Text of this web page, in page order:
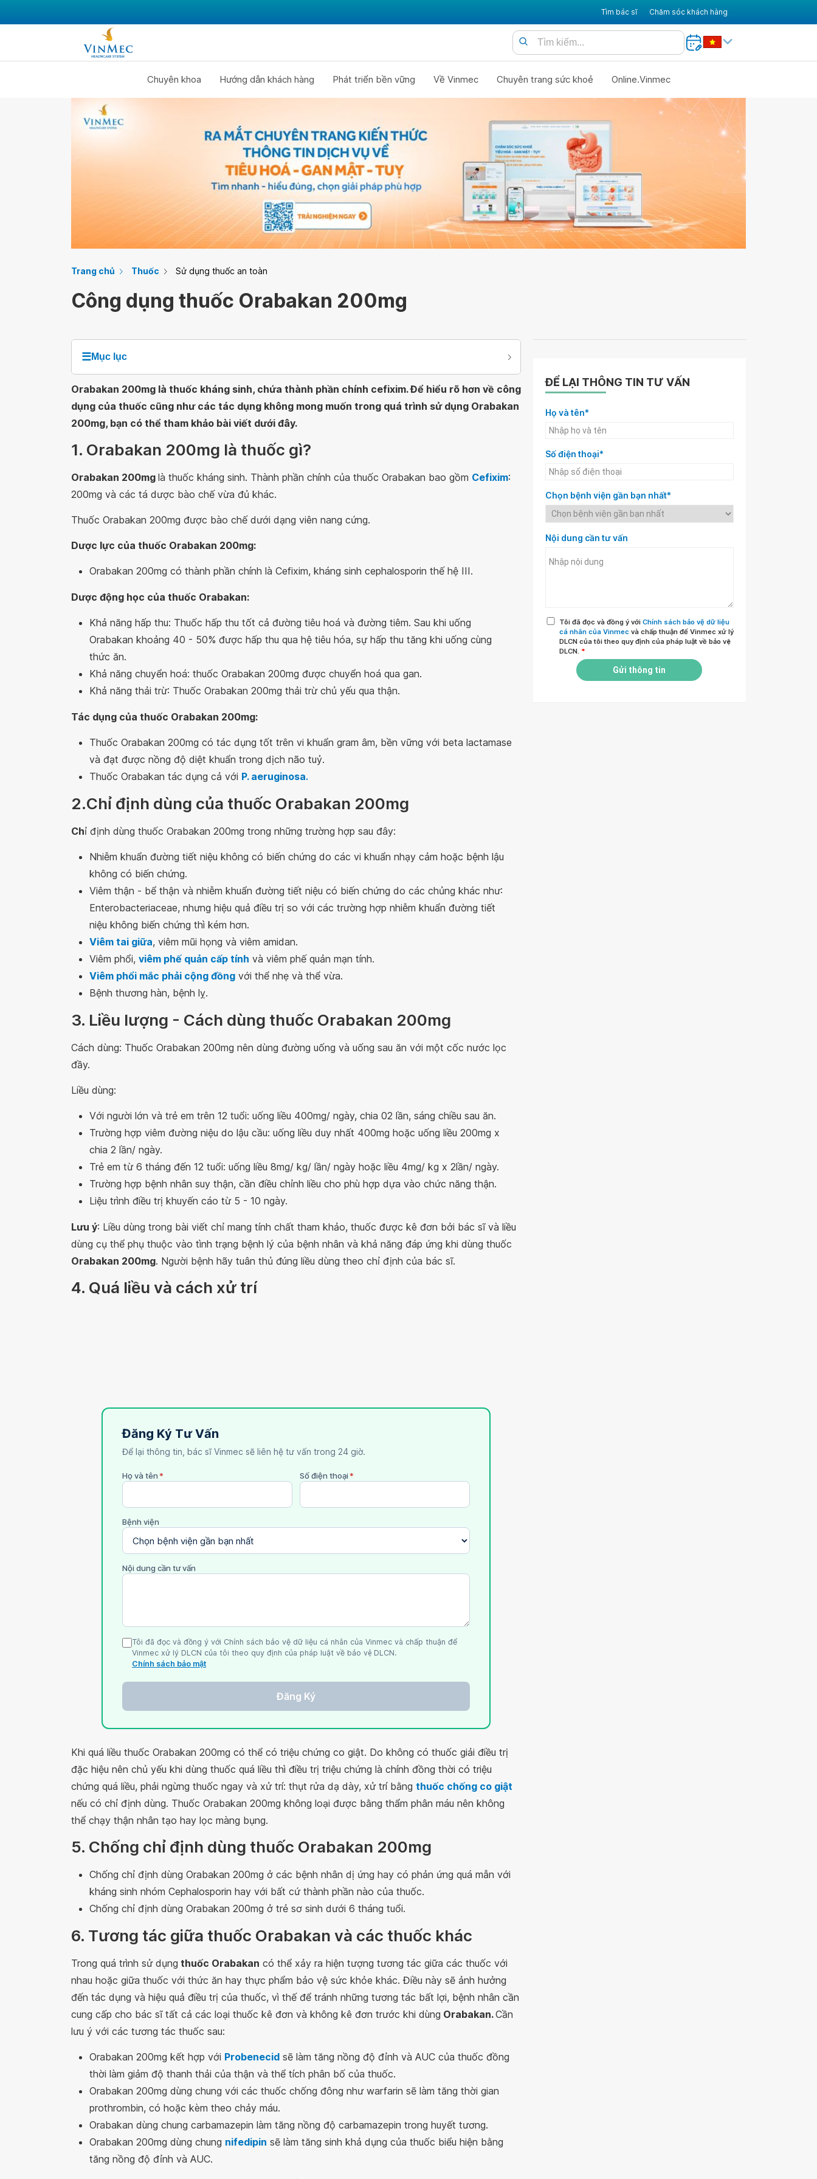
Tìm bác sĩ Chăm sóc khách hàng
Chuyên khoa Hướng dẫn khách hàng Phát triển bền vững Về Vinmec Chuyên trang sức khoẻ Online.Vinmec
Trang chủ Thuốc Sử dụng thuốc an toàn
Công dụng thuốc Orabakan 200mg
☰Mục lục
Orabakan 200mg là thuốc kháng sinh, chứa thành phần chính cefixim. Để hiểu rõ hơn về công
dụng của thuốc cũng như các tác dụng không mong muốn trong quá trình sử dụng Orabakan
200mg, bạn có thể tham khảo bài viết dưới đây.
1. Orabakan 200mg là thuốc gì?
Orabakan 200mg là thuốc kháng sinh. Thành phần chính của thuốc Orabakan bao gồm Cefixim:
200mg và các tá dược bào chế vừa đủ khác.
Thuốc Orabakan 200mg được bào chế dưới dạng viên nang cứng.
Dược lực của thuốc Orabakan 200mg:
Orabakan 200mg có thành phần chính là Cefixim, kháng sinh cephalosporin thế hệ III.
Dược động học của thuốc Orabakan:
Khả năng hấp thu: Thuốc hấp thu tốt cả đường tiêu hoá và đường tiêm. Sau khi uống
Orabakan khoảng 40 - 50% được hấp thu qua hệ tiêu hóa, sự hấp thu tăng khi uống cùng
thức ăn.
Khả năng chuyển hoá: thuốc Orabakan 200mg được chuyển hoá qua gan.
Khả năng thải trừ: Thuốc Orabakan 200mg thải trừ chủ yếu qua thận.
Tác dụng của thuốc Orabakan 200mg:
Thuốc Orabakan 200mg có tác dụng tốt trên vi khuẩn gram âm, bền vững với beta lactamase
và đạt được nồng độ diệt khuẩn trong dịch não tuỷ.
Thuốc Orabakan tác dụng cả với P. aeruginosa.
2.Chỉ định dùng của thuốc Orabakan 200mg
Chỉ định dùng thuốc Orabakan 200mg trong những trường hợp sau đây:
Nhiễm khuẩn đường tiết niệu không có biến chứng do các vi khuẩn nhạy cảm hoặc bệnh lậu
không có biến chứng.
Viêm thận - bể thận và nhiễm khuẩn đường tiết niệu có biến chứng do các chủng khác như:
Enterobacteriaceae, nhưng hiệu quả điều trị so với các trường hợp nhiễm khuẩn đường tiết
niệu không biến chứng thì kém hơn.
Viêm tai giữa, viêm mũi họng và viêm amidan.
Viêm phổi, viêm phế quản cấp tính và viêm phế quản mạn tính.
Viêm phổi mắc phải cộng đồng với thể nhẹ và thể vừa.
Bệnh thương hàn, bệnh lỵ.
3. Liều lượng - Cách dùng thuốc Orabakan 200mg
Cách dùng: Thuốc Orabakan 200mg nên dùng đường uống và uống sau ăn với một cốc nước lọc
đầy.
Liều dùng:
Với người lớn và trẻ em trên 12 tuổi: uống liều 400mg/ ngày, chia 02 lần, sáng chiều sau ăn.
Trường hợp viêm đường niệu do lậu cầu: uống liều duy nhất 400mg hoặc uống liều 200mg x
chia 2 lần/ ngày.
Trẻ em từ 6 tháng đến 12 tuổi: uống liều 8mg/ kg/ lần/ ngày hoặc liều 4mg/ kg x 2lần/ ngày.
Trường hợp bệnh nhân suy thận, cần điều chỉnh liều cho phù hợp dựa vào chức năng thận.
Liệu trình điều trị khuyến cáo từ 5 - 10 ngày.
Lưu ý: Liều dùng trong bài viết chỉ mang tính chất tham khảo, thuốc được kê đơn bởi bác sĩ và liều
dùng cụ thể phụ thuộc vào tình trạng bệnh lý của bệnh nhân và khả năng đáp ứng khi dùng thuốc
Orabakan 200mg. Người bệnh hãy tuân thủ đúng liều dùng theo chỉ định của bác sĩ.
4. Quá liều và cách xử trí
Đăng Ký Tư Vấn
Để lại thông tin, bác sĩ Vinmec sẽ liên hệ tư vấn trong 24 giờ.
Họ và tên* Số điện thoại*
Bệnh viện
Nội dung cần tư vấn
Tôi đã đọc và đồng ý với Chính sách bảo vệ dữ liệu cá nhân của Vinmec và chấp thuận để
Vinmec xử lý DLCN của tôi theo quy định của pháp luật về bảo vệ DLCN.
Chính sách bảo mật
Đăng Ký
Khi quá liều thuốc Orabakan 200mg có thể có triệu chứng co giật. Do không có thuốc giải điều trị
đặc hiệu nên chủ yếu khi dùng thuốc quá liều thì điều trị triệu chứng là chính đồng thời có triệu
chứng quá liều, phải ngừng thuốc ngay và xử trí: thụt rửa dạ dày, xử trí bằng thuốc chống co giật
nếu có chỉ định dùng. Thuốc Orabakan 200mg không loại được bằng thẩm phân máu nên không
thể chạy thận nhân tạo hay lọc màng bụng.
5. Chống chỉ định dùng thuốc Orabakan 200mg
Chống chỉ định dùng Orabakan 200mg ở các bệnh nhân dị ứng hay có phản ứng quá mẫn với
kháng sinh nhóm Cephalosporin hay với bất cứ thành phần nào của thuốc.
Chống chỉ định dùng Orabakan 200mg ở trẻ sơ sinh dưới 6 tháng tuổi.
6. Tương tác giữa thuốc Orabakan và các thuốc khác
Trong quá trình sử dụng thuốc Orabakan có thể xảy ra hiện tượng tương tác giữa các thuốc với
nhau hoặc giữa thuốc với thức ăn hay thực phẩm bảo vệ sức khỏe khác. Điều này sẽ ảnh hưởng
đến tác dụng và hiệu quả điều trị của thuốc, vì thế để tránh những tương tác bất lợi, bệnh nhân cần
cung cấp cho bác sĩ tất cả các loại thuốc kê đơn và không kê đơn trước khi dùng Orabakan.Cần
lưu ý với các tương tác thuốc sau:
Orabakan 200mg kết hợp với Probenecid sẽ làm tăng nồng độ đỉnh và AUC của thuốc đồng
thời làm giảm độ thanh thải của thận và thể tích phân bố của thuốc.
Orabakan 200mg dùng chung với các thuốc chống đông như warfarin sẽ làm tăng thời gian
prothrombin, có hoặc kèm theo chảy máu.
Orabakan dùng chung carbamazepin làm tăng nồng độ carbamazepin trong huyết tương.
Orabakan 200mg dùng chung nifedipin sẽ làm tăng sinh khả dụng của thuốc biểu hiện bằng
tăng nồng độ đỉnh và AUC.
ĐỂ LẠI THÔNG TIN TƯ VẤN
Họ và tên*
Số điện thoại*
Chọn bệnh viện gần bạn nhất*
Nội dung cần tư vấn
Tôi đã đọc và đồng ý với Chính sách bảo vệ dữ liệu
cá nhân của Vinmec và chấp thuận để Vinmec xử lý
DLCN của tôi theo quy định của pháp luật về bảo vệ
DLCN. *
Gửi thông tin